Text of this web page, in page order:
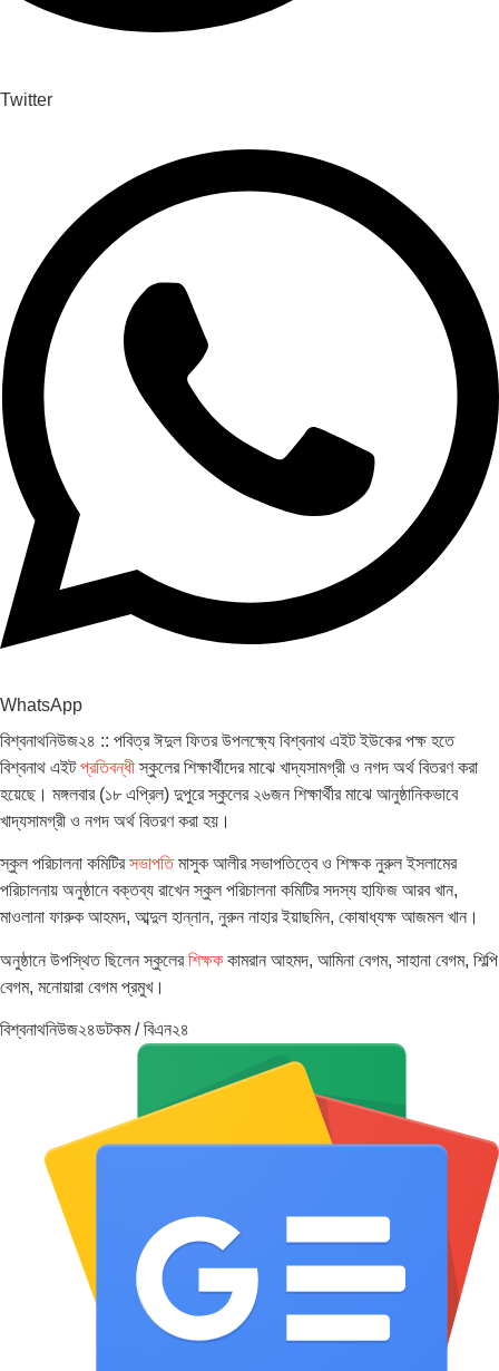
Twitter
WhatsApp
বিশ্বনাথনিউজ২৪ :: পবিত্র ঈদুল ফিতর উপলক্ষ্যে বিশ্বনাথ এইট ইউকের পক্ষ হতে
বিশ্বনাথ এইটপ্রতিবন্ধীস্কুলের শিক্ষার্থীদের মাঝে খাদ্যসামগ্রী ও নগদ অর্থ বিতরণ করা
হয়েছে। মঙ্গলবার (১৮ এপ্রিল) দুপুরে স্কুলের ২৬জন শিক্ষার্থীর মাঝে আনুষ্ঠানিকভাবে
খাদ্যসামগ্রী ও নগদ অর্থ বিতরণ করা হয়।
স্কুল পরিচালনা কমিটিরসভাপতিমাসুক আলীর সভাপতিত্বে ও শিক্ষক নুরুল ইসলামের
পরিচালনায় অনুষ্ঠানে বক্তব্য রাখেন স্কুল পরিচালনা কমিটির সদস্য হাফিজ আরব খান,
মাওলানা ফারুক আহমদ, আব্দুল হান্নান, নুরুন নাহার ইয়াছমিন, কোষাধ্যক্ষ আজমল খান।
অনুষ্ঠানে উপস্থিত ছিলেন স্কুলেরশিক্ষক কামরান আহমদ, আমিনা বেগম, সাহানা বেগম, শিল্পি
বেগম, মনোয়ারা বেগম প্রমুখ।
বিশ্বনাথনিউজ২৪ডটকম / বিএন২৪